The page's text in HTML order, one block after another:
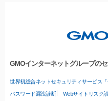
GMOインターネットグループの
世界初総合ネットセキュリティサービス「
パスワード漏洩診断 Webサイトリスク